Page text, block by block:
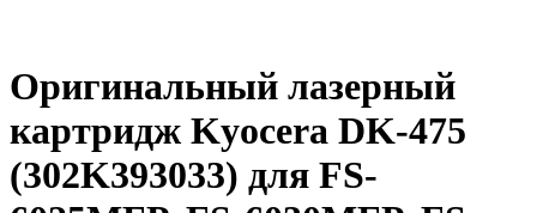
Оригинальный лазерный
картридж Kyocera DK-475
(302K393033) для FS-